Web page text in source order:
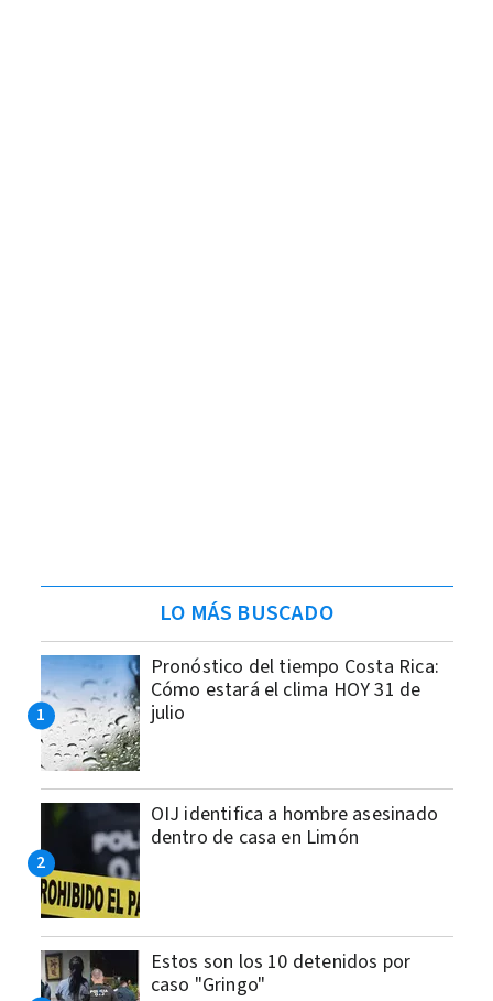
LO MÁS BUSCADO
Pronóstico del tiempo Costa Rica:
Cómo estará el clima HOY 31 de
julio
OIJ identifica a hombre asesinado
dentro de casa en Limón
Estos son los 10 detenidos por
caso "Gringo"